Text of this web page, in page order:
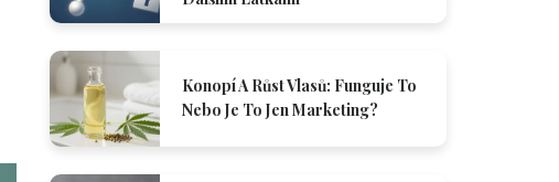
Konopí A Růst Vlasů: Funguje To
Nebo Je To Jen Marketing?